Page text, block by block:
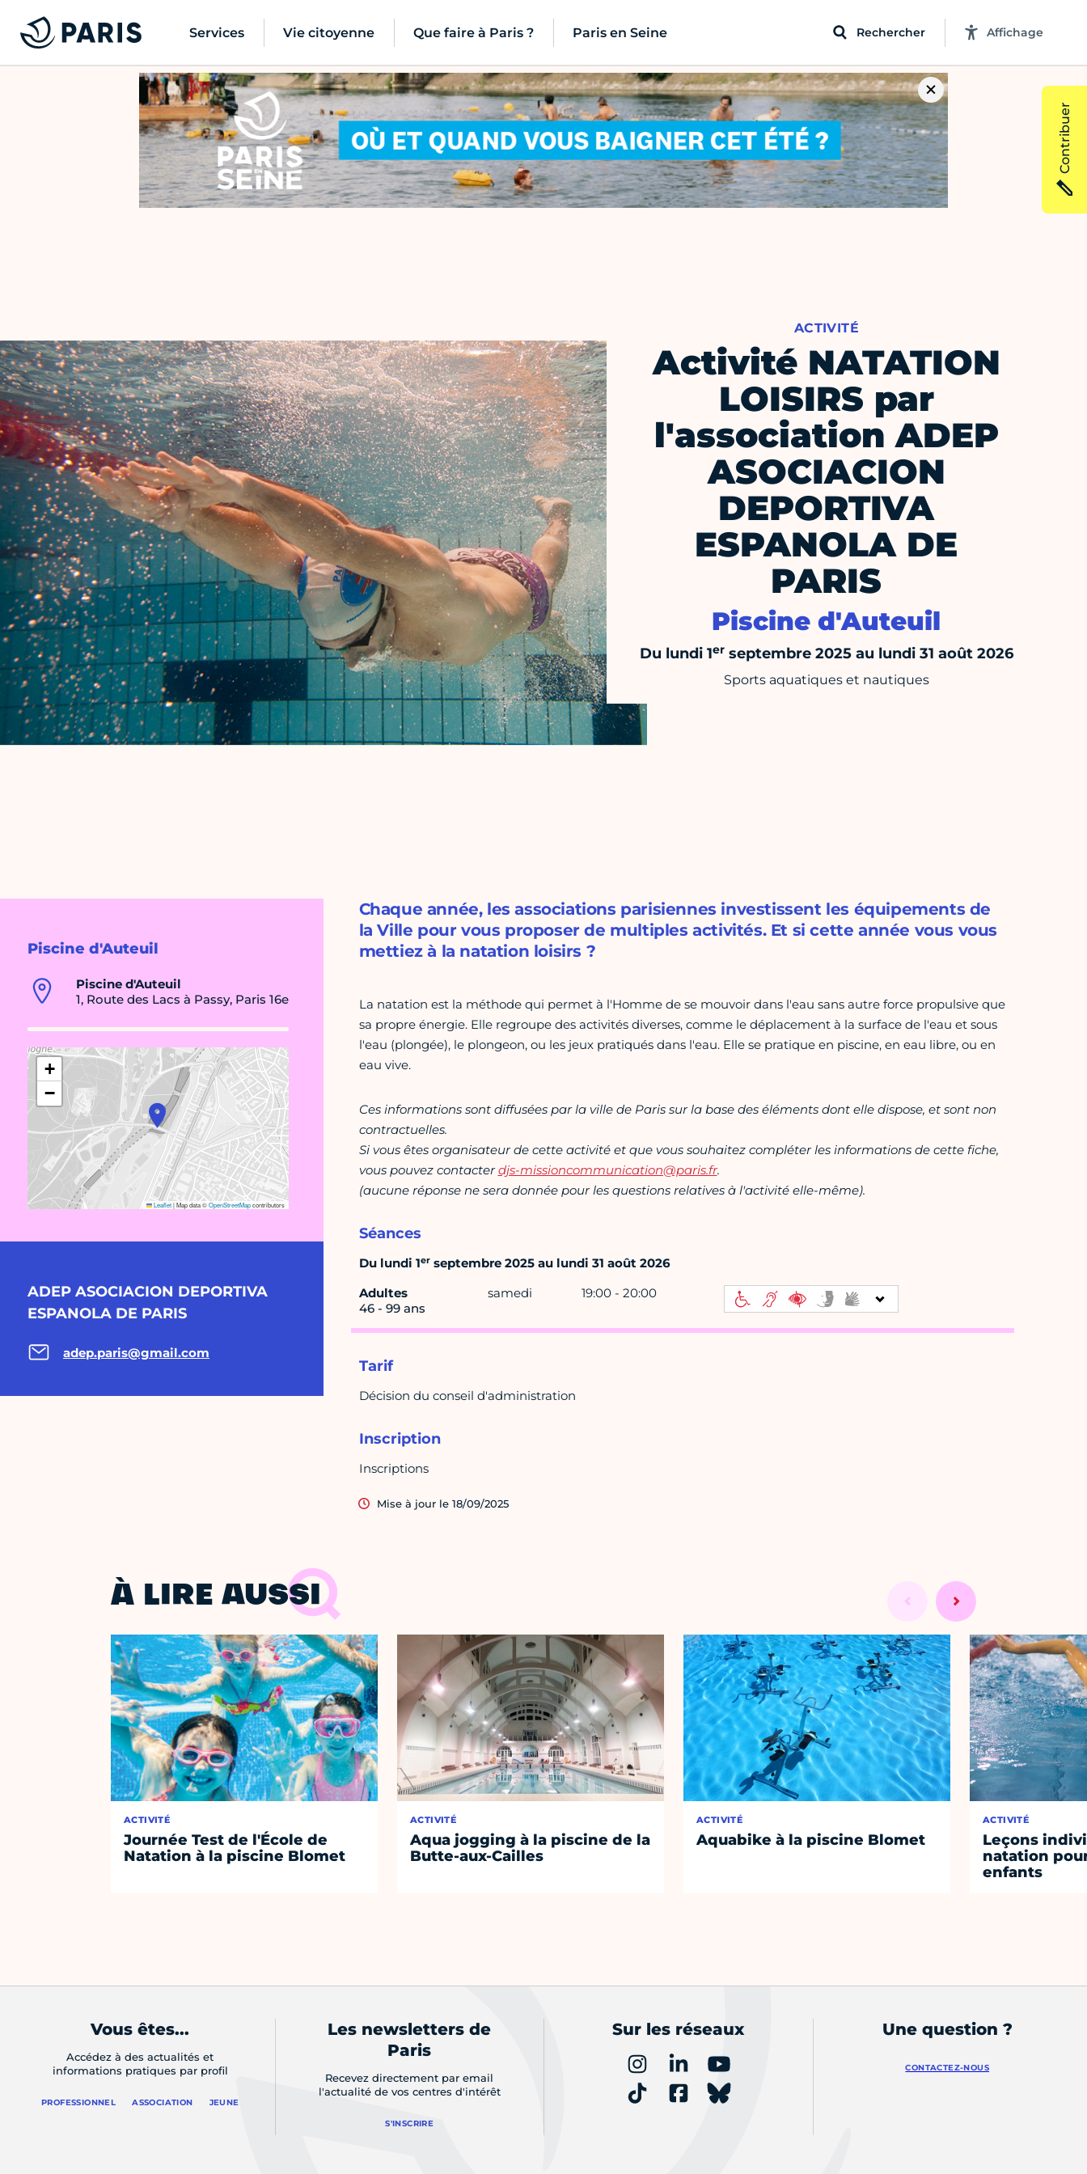
Services Vie citoyenne Que faire à Paris ? Paris en Seine Rechercher Affichage
ACTIVITÉ
Activité NATATION
LOISIRS par
l'association ADEP
ASOCIACION
DEPORTIVA
ESPANOLA DE
PARIS
Piscine d'Auteuil
Du lundi 1erseptembre 2025 au lundi 31 août 2026
Sports aquatiques et nautiques
Piscine d'Auteuil
Piscine d'Auteuil
1, Route des Lacs à Passy, Paris 16e
+
−
Leaflet|Map data ©OpenStreetMapcontributors
ADEP ASOCIACION DEPORTIVA
ESPANOLA DE PARIS
adep.paris@gmail.com
Chaque année, les associations parisiennes investissent les équipements de
la Ville pour vous proposer de multiples activités. Et si cette année vous vous
mettiez à la natation loisirs ?
La natation est la méthode qui permet à l'Homme de se mouvoir dans l'eau sans autre force propulsive que
sa propre énergie. Elle regroupe des activités diverses, comme le déplacement à la surface de l'eau et sous
l'eau (plongée), le plongeon, ou les jeux pratiqués dans l'eau. Elle se pratique en piscine, en eau libre, ou en
eau vive.
Ces informations sont diffusées par la ville de Paris sur la base des éléments dont elle dispose, et sont non
contractuelles.
Si vous êtes organisateur de cette activité et que vous souhaitez compléter les informations de cette fiche,
vous pouvez contacterdjs-missioncommunication@paris.fr.
(aucune réponse ne sera donnée pour les questions relatives à l'activité elle-même).
Séances
Du lundi 1erseptembre 2025 au lundi 31 août 2026
Adultes
46 - 99 ans
samedi 19:00 - 20:00
Tarif
Décision du conseil d'administration
Inscription
Inscriptions
Mise à jour le 18/09/2025
À LIRE AUSSI
ACTIVITÉ
Journée Test de l'École de
Natation à la piscine Blomet
ACTIVITÉ
Aqua jogging à la piscine de la
Butte-aux-Cailles
ACTIVITÉ
Aquabike à la piscine Blomet
ACTIVITÉ
Leçons
natation
enfants
Contribuer
Vous êtes...
Accédez à des actualités et
informations pratiques par profil
PROFESSIONNEL ASSOCIATION JEUNE
Les newsletters de
Paris
Recevez directement par email
l'actualité de vos centres d'intérêt
S'INSCRIRE
Sur les réseaux Une question ?
CONTACTEZ-NOUS